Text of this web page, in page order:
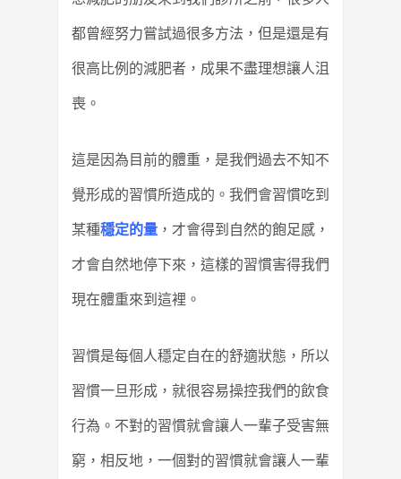
都曾經努力嘗試過很多方法，但是還是有
很高比例的減肥者，成果不盡理想讓人沮
喪。
這是因為目前的體重，是我們過去不知不
覺形成的習慣所造成的。我們會習慣吃到
某種穩定的量 ，才會得到自然的飽足感，
才會自然地停下來，這樣的習慣害得我們
現在體重來到這裡。
習慣是每個人穩定自在的舒適狀態，所以
習慣一旦形成，就很容易操控我們的飲食
行為。不對的習慣就會讓人一輩子受害無
窮，相反地，一個對的習慣就會讓人一輩